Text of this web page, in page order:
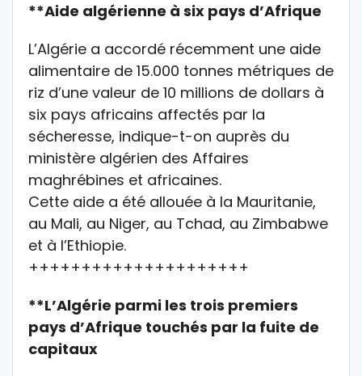
**Aide algérienne à six pays d’Afrique
L’Algérie a accordé récemment une aide
alimentaire de 15.000 tonnes métriques de
riz d’une valeur de 10 millions de dollars à
six pays africains affectés par la
sécheresse, indique-t-on auprès du
ministère algérien des Affaires
maghrébines et africaines.
Cette aide a été allouée à la Mauritanie,
au Mali, au Niger, au Tchad, au Zimbabwe
et à l’Ethiopie.
+++++++++++++++++++++
**L’Algérie parmi les trois premiers
pays d’Afrique touchés par la fuite de
capitaux